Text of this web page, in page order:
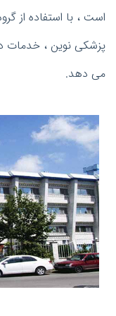
است ، با استفاده از
پزشکی نوین ، خدمات
می دهد.